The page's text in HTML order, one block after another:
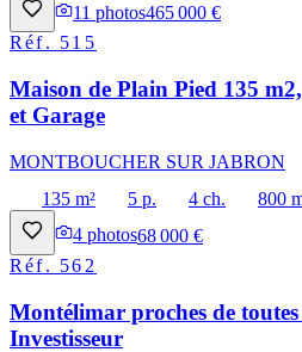
11 photos465 000 €
Réf. 515
Maison de Plain Pied 135
et Garage
MONTBOUCHER SUR JABRON
135 m²
5 p. 4 ch.
800
4 photos68 000 €
Réf. 562
Montélimar proches de
Investisseur